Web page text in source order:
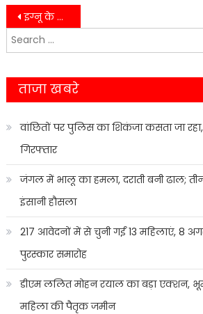
Post
navigation
इग्नू के लिये ऐतिहासिक अवसर 37 वें स्थापना दिवस पर इग्नू के डाक टिकट का हुआ लोकार्पण…..
Search
for:
ताजा खबरे
वांछितों पर पुलिस का शिकंजा कसता जा
गिरफ्तार
जंगल में भालू का हमला, दराती बनी ढाल;
इंसानी हौसला
217 आवेदनों में से चुनी गईं 13 महिलाएं, 8
पुरस्कार समारोह
डीएम ललित मोहन रयाल का बड़ा एक्शन,
महिला की पैतृक जमीन